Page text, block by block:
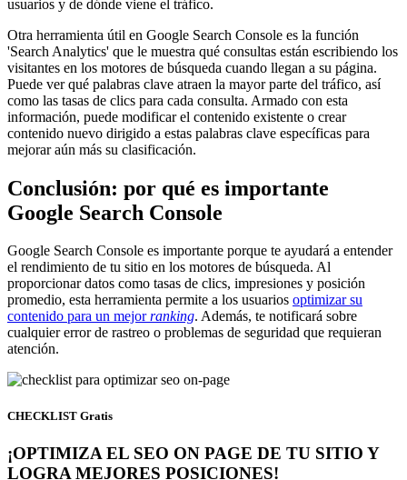
usuarios y de dónde viene el tráfico.
Otra herramienta útil en Google Search Console es la función
'Search Analytics' que le muestra qué consultas están escribiendo los
visitantes en los motores de búsqueda cuando llegan a su página.
Puede ver qué palabras clave atraen la mayor parte del tráfico, así
como las tasas de clics para cada consulta. Armado con esta
información, puede modificar el contenido existente o crear
contenido nuevo dirigido a estas palabras clave específicas para
mejorar aún más su clasificación.
Conclusión: por qué es importante
Google Search Console
Google Search Console es importante porque te ayudará a entender
el rendimiento de tu sitio en los motores de búsqueda. Al
proporcionar datos como tasas de clics, impresiones y posición
promedio, esta herramienta permite a los usuarios optimizar su
contenido para un mejorranking. Además, te notificará sobre
cualquier error de rastreo o problemas de seguridad que requieran
atención.
CHECKLIST Gratis
¡OPTIMIZA EL SEO ON PAGE DE TU SITIO Y
LOGRA MEJORES POSICIONES!